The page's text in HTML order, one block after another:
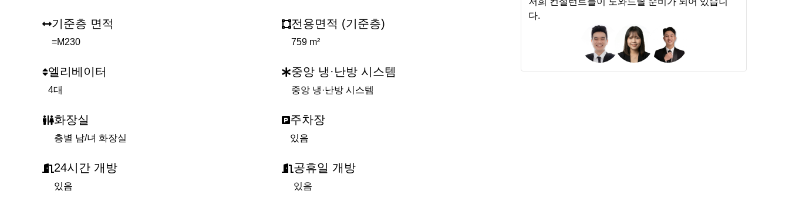
기준층 면적
=M230
전용면적 (기준층)
759 m²
엘리베이터
4대
중앙 냉·난방 시스템
중앙 냉·난방 시스템
화장실
층별 남/녀 화장실
주차장
있음
24시간 개방
있음
공휴일 개방
있음
다.